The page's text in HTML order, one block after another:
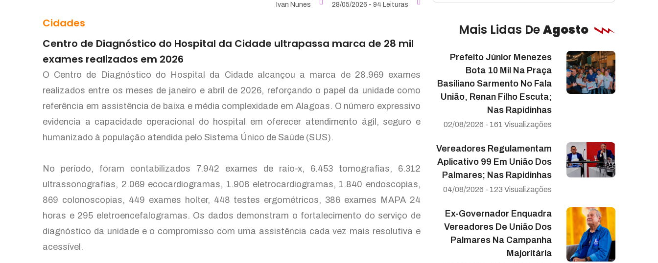
Ivan Nunes 28/05/2026 - 94 Leituras
Cidades
Centro de Diagnóstico do Hospital da Cidade ultrapassa marca de 28 mil
exames realizados em 2026
O Centro de Diagnóstico do Hospital da Cidade alcançou a marca de 28.969 exames
realizados entre os meses de janeiro e abril de 2026, reforçando o papel da unidade como
referência em assistência de baixa e média complexidade em Alagoas. O número expressivo
evidencia a capacidade operacional do hospital em oferecer atendimento ágil, seguro e
humanizado à população atendida pelo Sistema Único de Saúde (SUS).
No período, foram contabilizados 7.942 exames de raio-x, 6.453 tomografias, 6.312
ultrassonografias, 2.069 ecocardiogramas, 1.906 eletrocardiogramas, 1.840 endoscopias,
869 colonoscopias, 449 exames holter, 448 testes ergométricos, 386 exames MAPA 24
horas e 295 eletroencefalogramas. Os dados demonstram o fortalecimento do serviço de
diagnóstico da unidade e o compromisso com uma assistência cada vez mais resolutiva e
acessível.
Mais Lidas DeAgosto
Prefeito Júnior Menezes
Bota 10 Mil Na Praça
Basiliano Sarmento No Fala
União, Renan Filho Escuta;
Nas Rapidinhas
02/08/2026 - 161 Visualizações
Vereadores Regulamentam
Aplicativo 99 Em União Dos
Palmares; Nas Rapidinhas
04/08/2026 - 123 Visualizações
Ex-Governador Enquadra
Vereadores De União Dos
Palmares Na Campanha
Majoritária